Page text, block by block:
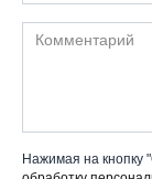
Комментарий
Нажимая на кнопку